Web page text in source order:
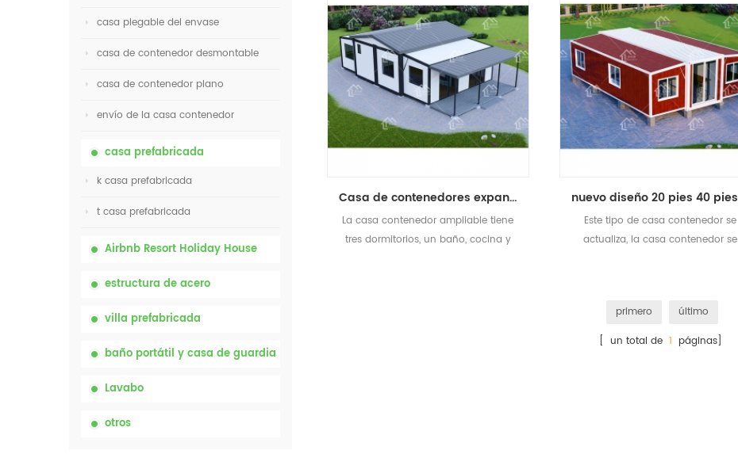
casa plegable del envase
casa de contenedor desmontable
casa de contenedor plano
envío de la casa contenedor
casa prefabricada
k casa prefabricada
t casa prefabricada
Airbnb Resort Holiday House
estructura de acero
villa prefabricada
baño portátil y casa de guardia
Lavabo
otros
Casa de contenedores expandible prefabricada de lujo de 40 pies y tres habitaciones
La casa contenedor ampliable tiene
tres dormitorios, un baño, cocina y
Este tipo de casa contenedor se
actualiza, la casa contenedor se
primero
último
[ un total de 1 páginas]